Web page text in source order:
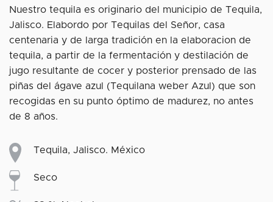
Nuestro tequila es originario del municipio de Tequila,
Jalisco. Elabordo por Tequilas del Señor, casa
centenaria y de larga tradición en la elaboracion de
tequila, a partir de la fermentación y destilación de
jugo resultante de cocer y posterior prensado de las
piñas del ágave azul (Tequilana weber Azul) que son
recogidas en su punto óptimo de madurez, no antes
de 8 años.
Tequila, Jalisco. México
Seco